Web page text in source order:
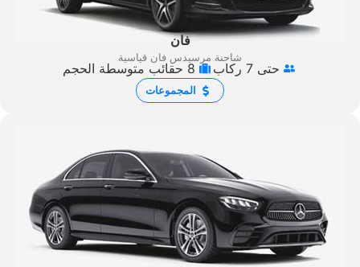
فان
شاحنة مرسيدس فان قياسية
حتى 7 ركاب 8 حقائب متوسطة الحجم
المجموعات